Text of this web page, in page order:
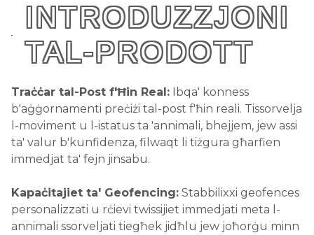
INTRODUZZJONI
TAL-PRODOTT
Traċċar tal-Post f'Ħin Real:Ibqa' konness
b'aġġornamenti preċiżi tal-post f'ħin reali. Tissorvelja
l-moviment u l-istatus ta 'annimali, bhejjem, jew assi
ta' valur b'kunfidenza, filwaqt li tiżgura għarfien
immedjat ta' fejn jinsabu.
Kapaċitajiet ta' Geofencing:Stabbilixxi geofences
personalizzati u rċievi twissijiet immedjati meta l-
annimali ssorveljati tiegħek jidħlu jew joħorġu minn